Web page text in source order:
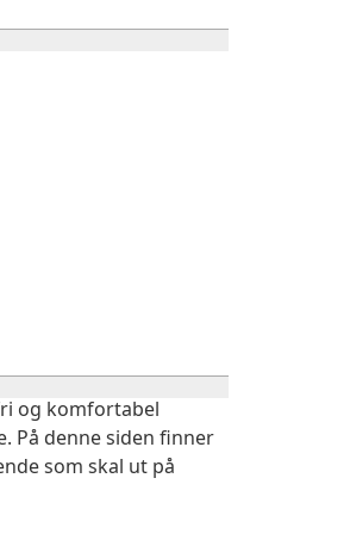
og komfortabel
På denne siden finner
som skal ut på